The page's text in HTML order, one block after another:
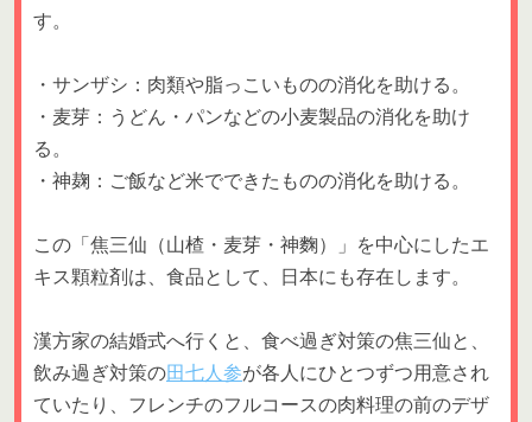
す。
・サンザシ：肉類や脂っこいものの消化を助ける。
・麦芽：うどん・パンなどの小麦製品の消化を助け
る。
・神麹：ご飯など米でできたものの消化を助ける。
この「焦三仙（山楂・麦芽・神麴）」を中心にしたエ
キス顆粒剤は、食品として、日本にも存在します。
漢方家の結婚式へ行くと、食べ過ぎ対策の焦三仙と、
飲み過ぎ対策の田七人参が各人にひとつずつ用意され
ていたり、フレンチのフルコースの肉料理の前のデザ